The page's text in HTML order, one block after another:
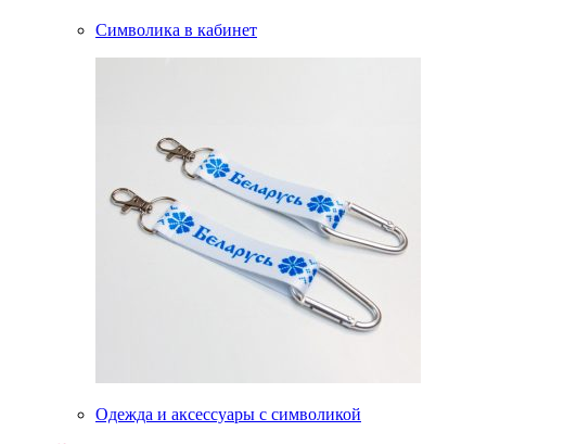
Символика в кабинет
Одежда и аксессуары с символикой